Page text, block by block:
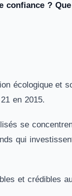
?
écologique et
en 2015.
se
qui
et crédibles